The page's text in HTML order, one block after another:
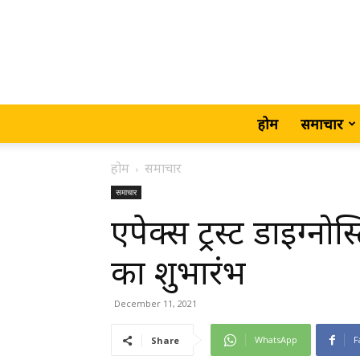
होम समाचार
होम समाचार
समाचार
एपेक्स ट्रस्ट
का शुभारंभ
December 11, 2021
Share WhatsApp